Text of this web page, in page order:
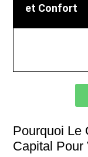
et Confort
Pourquoi Le
Capital Pour